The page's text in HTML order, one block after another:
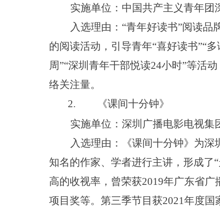
实施单位：中国共产主义青年团
入选理由 ： “青年好读书”阅读品
的阅读活动，引导青年“喜好读书”“多
周”“深圳青年干部悦读24小时”等活
络关注量。
2.
《课间十分钟》
实施单位：深圳广播电影电视集
入选理由：《课间十分钟》为
知名的作家、学者进行主讲，形成了“
高的收视率，曾荣获2019年广东省广
项目奖等。第三季节目获2021年度国